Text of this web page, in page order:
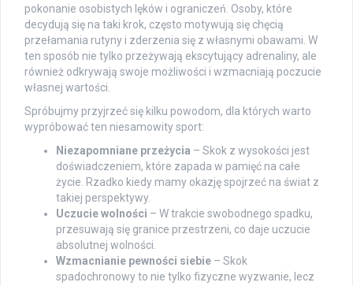
pokonanie osobistych lęków i ograniczeń. Osoby, które
decydują się na taki krok, często motywują się chęcią
przełamania rutyny i zderzenia się z własnymi obawami. W
ten sposób nie tylko przeżywają ekscytujący adrenaliny, ale
również odkrywają swoje możliwości i wzmacniają poczucie
własnej wartości.
Spróbujmy przyjrzeć się kilku powodom, dla których warto
wypróbować ten niesamowity sport:
Niezapomniane przeżycia – Skok z wysokości jest
doświadczeniem, które zapada w pamięć na całe
życie. Rzadko kiedy mamy okazję spojrzeć na świat z
takiej perspektywy.
Uczucie wolności – W trakcie swobodnego spadku,
przesuwają się granice przestrzeni, co daje uczucie
absolutnej wolności.
Wzmacnianie pewności siebie – Skok
spadochronowy to nie tylko fizyczne wyzwanie, lecz